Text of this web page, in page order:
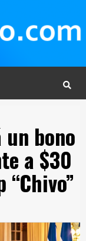
bono
a $30